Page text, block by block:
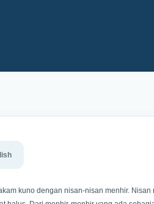
kuno dengan nisan-nisan menhir.